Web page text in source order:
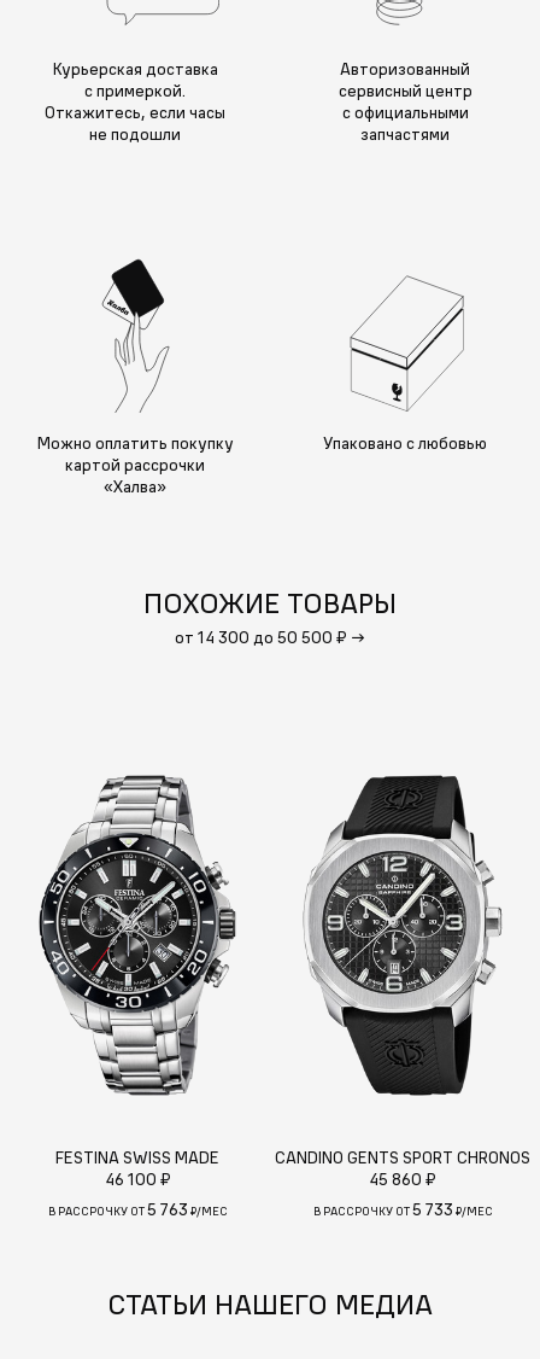
Курьерская доставка
с примеркой.
Откажитесь, если часы
не подошли
Авторизованный
сервисный центр
с официальными
запчастями
Можно оплатить покупку
картой рассрочки
«Халва»
Упаковано с любовью
ПОХОЖИЕ ТОВАРЫ
от 14 300 до 50 500 ₽ →
FESTINA SWISS MADE
46 100 ₽
В РАССРОЧКУ ОТ5 763 ₽/МЕС
CANDINO GENTS SPORT CHRONOS
45 860 ₽
В РАССРОЧКУ ОТ5 733 ₽/МЕС
СТАТЬИ НАШЕГО МЕДИА